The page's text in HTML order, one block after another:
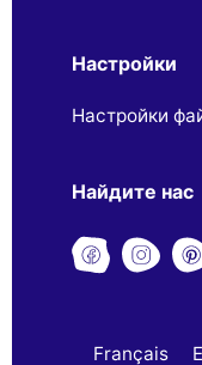
Настройки
Настройки
Найдите нас
Français